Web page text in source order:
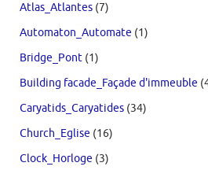
Atlas_Atlantes (7)
Automaton_Automate (1)
Bridge_Pont (1)
Building facade_Façade d'immeuble
Caryatids_Caryatides (34)
Church_Eglise (16)
Clock_Horloge (3)